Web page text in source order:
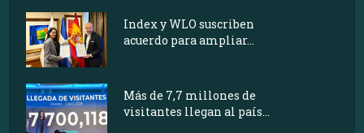
Index y WLO suscriben
acuerdo para ampliar...
Más de 7,7 millones de
visitantes llegan al país...